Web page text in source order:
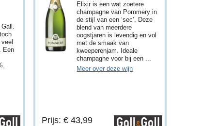
Een
Elixir is een wat zoetere
champagne van Pommery in
de stijl van een ‘sec’. Deze
blend van meerdere
oogstjaren is levendig en vol
met de smaak van
kweeperenjam. Ideale
champagne voor bij een ...
Meer over deze wijn
Prijs: € 43,99